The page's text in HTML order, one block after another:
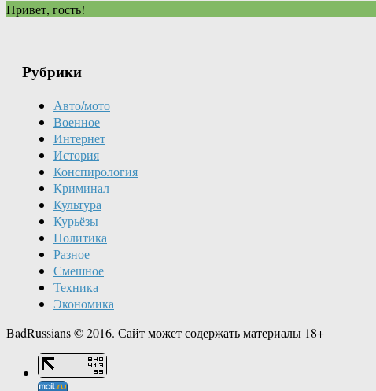
Привет, гость!
Рубрики
Авто/мото
Военное
Интернет
История
Конспирология
Криминал
Культура
Курьёзы
Политика
Разное
Смешное
Техника
Экономика
BadRussians © 2016. Сайт может содержать материалы 18+